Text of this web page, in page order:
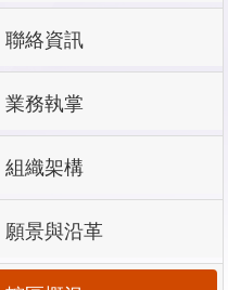
聯絡資訊
業務執掌
組織架構
願景與沿革